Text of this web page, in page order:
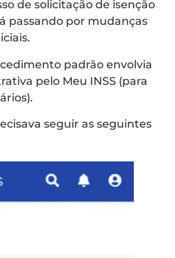
de solicitação de isenção
passando por mudanças
padrão envolvia
pelo Meu INSS (para
seguir as seguintes